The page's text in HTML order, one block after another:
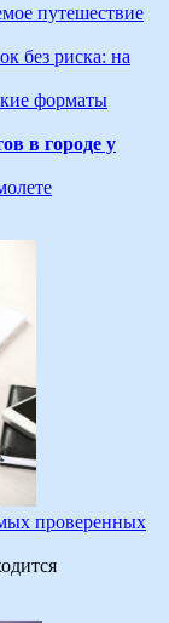
путешествие
без риска: на
форматы
в городе у
проверенных